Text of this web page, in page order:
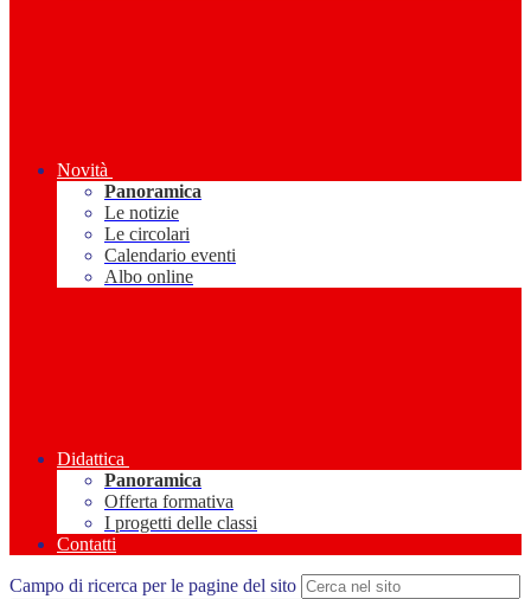
Novità
Panoramica
Le notizie
Le circolari
Calendario eventi
Albo online
Didattica
Panoramica
Offerta formativa
I progetti delle classi
Contatti
Campo di ricerca per le pagine del sito